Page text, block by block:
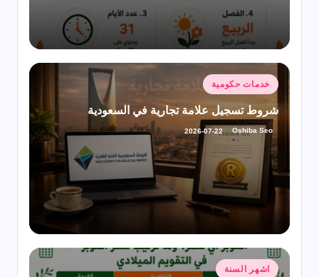
نُشرخدمات حكومية
شروط تسجيل علامة تجارية في السعودية
تمّ
بواسطة
Oshiba Seo
2026-07-22
نُشراشهر السنة